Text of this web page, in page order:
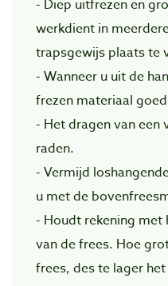
- Diep uitfrezen en
werkdient in
trapsgewijs plaats te
- Wanneer u uit de
frezen materiaal
- Het dragen van een
raden.
- Vermijd
u met de
- Houdt rekening
van de frees. Hoe
frees, des te lager